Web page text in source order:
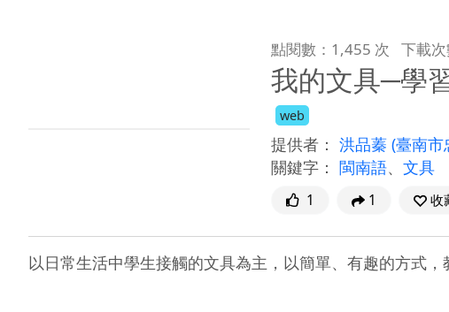
點閱數：1,455 次 下載
我的文具─學
web
提供者： 洪品蓁 (臺南市
關鍵字： 閩南語、 文具
1 1 收
以日常生活中學生接觸的文具為主，以簡單、有趣的方式，